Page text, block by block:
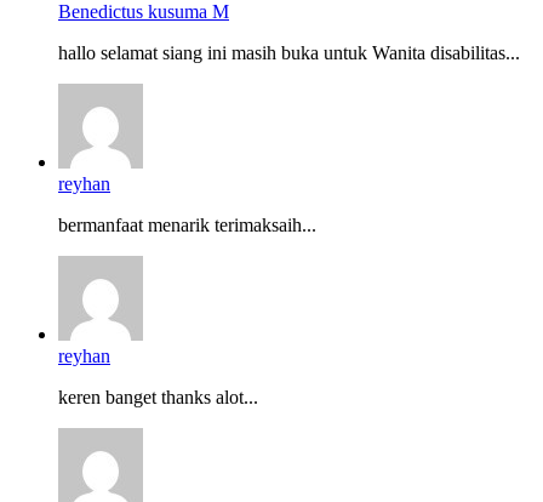
Benedictus kusuma M
hallo selamat siang ini masih buka untuk Wanita disabilitas...
reyhan
bermanfaat menarik terimaksaih...
reyhan
keren banget thanks alot...